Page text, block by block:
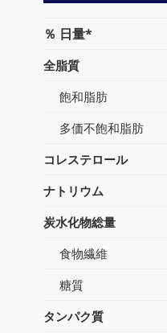
％ 日量*
全脂質
飽和脂肪
多価不飽和脂肪
コレステロール
ナトリウム
炭水化物総量
食物繊維
糖質
タンパク質